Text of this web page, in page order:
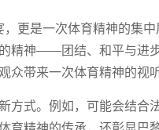
更是一次体育精神的集中
精神——团结、和平与进
带来一次体育精神的视听
式。例如，可能会结合